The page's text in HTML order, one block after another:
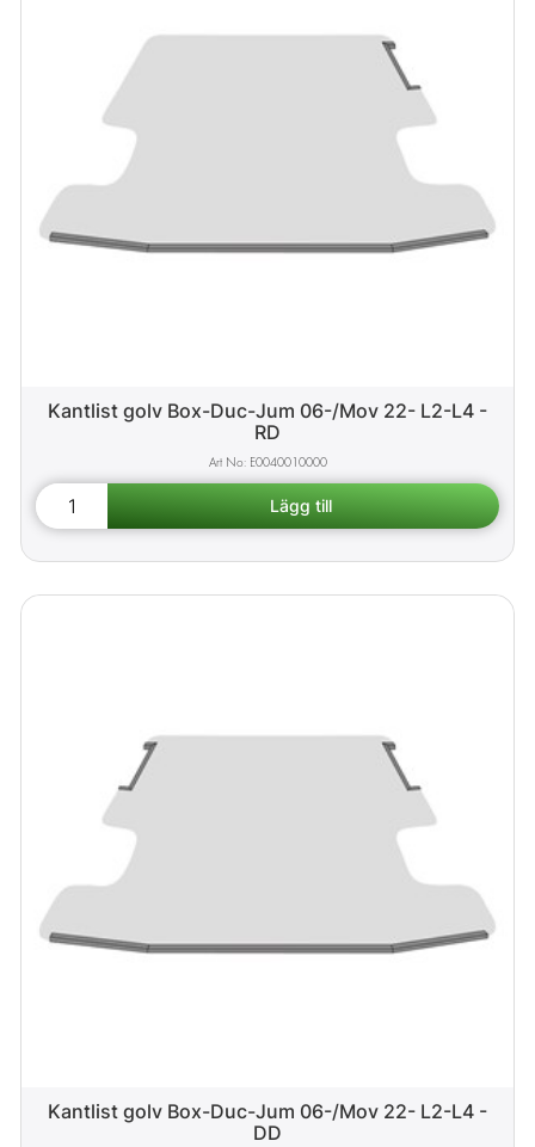
Kantlist golv Box-Duc-Jum 06-/Mov 22- L2-L4 -
RD
E0040010000
Kantlist golv Box-Duc-Jum 06-/Mov 22- L2-L4 -
DD